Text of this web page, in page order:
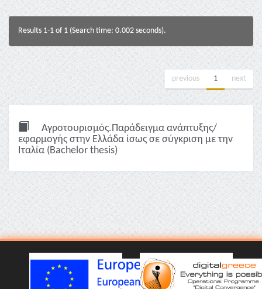
Results 1-1 of 1 (Search time: 0.002 seconds).
previous 1 next
Αγροτουρισμός.Παράδειγμα ανάπτυξης/
εφαρμογής στην Ελλάδα ίσως σε σύγκριση με την
Ιταλία (Bachelor thesis)